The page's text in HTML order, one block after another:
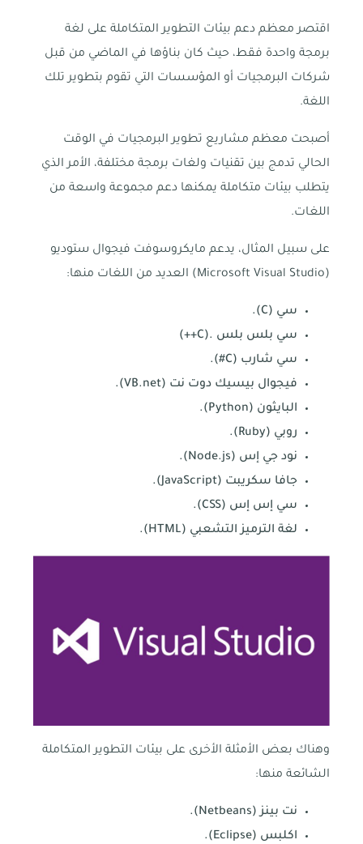
اقتصر معظم دعم بيئات التطوير المتكاملة على لغة
برمجة واحدة فقط، حيث كان بناؤها في الماضي من قبل
شركات البرمجيات أو المؤسسات التي تقوم بتطوير تلك
اللغة.
أصبحت معظم مشاريع تطوير البرمجيات في الوقت
الحالي تدمج بين تقنيات ولغات برمجة مختلفة، الأمر الذي
يتطلب بيئات متكاملة يمكنها دعم مجموعة واسعة من
اللغات.
على سبيل المثال، يدعم مايكروسوفت فيجوال ستوديو
(Microsoft Visual Studio) العديد من اللغات منها:
سي (C).
سي بلس بلس .(C++)
سي شارب (C#).
فيجوال بيسيك دوت نت (VB.net).
البايثون (Python).
روبي (Ruby).
نود جي إس (Node.js).
جافا سكريبت (JavaScript).
سي إس إس (CSS).
لغة الترميز التشعبي (HTML).
وهناك بعض الأمثلة الأخرى على بيئات التطوير المتكاملة
الشائعة منها:
نت بينز (Netbeans).
اكلبس (Eclipse).